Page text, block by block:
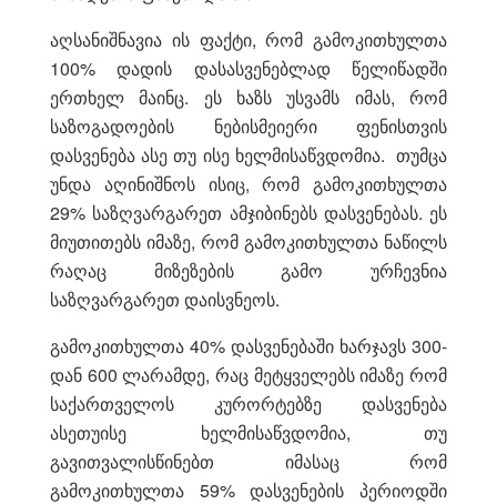
აღსანიშნავია ის ფაქტი, რომ გამოკითხულთა
100% დადის დასასვენებლად წელიწადში
ერთხელ მაინც. ეს ხაზს უსვამს იმას, რომ
საზოგადოების ნებისმეიერი ფენისთვის
დასვენება ასე თუ ისე ხელმისაწვდომია. თუმცა
უნდა აღინიშნოს ისიც, რომ გამოკითხულთა
29% საზღვარგარეთ ამჯიბინებს დასვენებას. ეს
მიუთითებს იმაზე, რომ გამოკითხულთა ნაწილს
რაღაც მიზეზების გამო ურჩევნია
საზღვარგარეთ დაისვნეოს.
გამოკითხულთა 40% დასვენებაში ხარჯავს 300-
დან 600 ლარამდე, რაც მეტყველებს იმაზე რომ
საქართველოს კურორტებზე დასვენება
ასეთუისე ხელმისაწვდომია, თუ
გავითვალისწინებთ იმასაც რომ
გამოკითხულთა 59% დასვენების პერიოდში